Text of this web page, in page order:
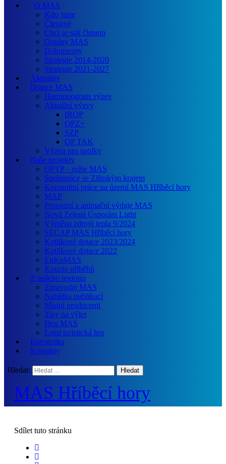
O MAS
Kdo jsme
Členové
Chci se stát členem
Orgány MAS
Dokumenty
Strategie 2014-2020
Strategie 2021-2027
Aktuality
Dotace MAS
Harmonogram výzev
Aktuální výzvy
IROP
OPZ+
SZP
OP TAK
Výzva pro spolky
Naše projekty
OPTP – režie MAS
Spolupráce se Zlínským krajem
Komunitní práce na území MAS Hříběcí hory
MAP
Provozní a animační výdaje MAS
Nová Zelená Úsporám Light
Výměna zdrojů tepla 9/2024
SECAP MAS Hříběcí hory
Kotlíkové dotace 2023/2024
Kotlíkové dotace 2022
EnKoMAS
Kouzlo příběhů
Z našeho regionu
Zpravodaj MAS
Nabídka publikací
Místní producenti
Tipy na výlet
Den MAS
Letní turistická hra
Energetika
Kontakty
Hledat:
MAS Hříběcí hory
Sdílet tuto stránku